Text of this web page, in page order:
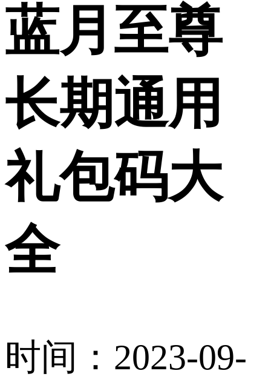
蓝月至尊
长期通用
礼包码大
全
时间：2023-09-